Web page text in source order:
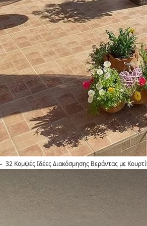
32 Κομψές Ιδέες Διακόσμησης Βεράντας με